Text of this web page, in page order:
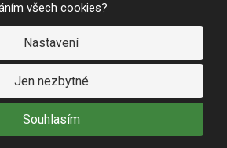
všech cookies?
Nastavení
Jen nezbytné
Souhlasím
NAKR049
SET 4× KŘESLO TON 30 –
NAVAZUJÍCÍ NA LEGENDÁRNÍ